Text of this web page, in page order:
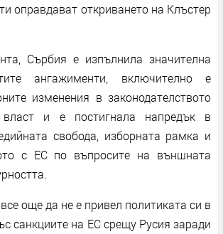
оправдават откриването на Клъстер
Сърбия е изпълнила значителна
ангажименти, включително е
изменения в законодателството
и е постигнала напредък в
свобода, изборната рамка и
с ЕС по въпросите на външната
още да не е привел политиката си в
санкциите на ЕС срещу Русия заради